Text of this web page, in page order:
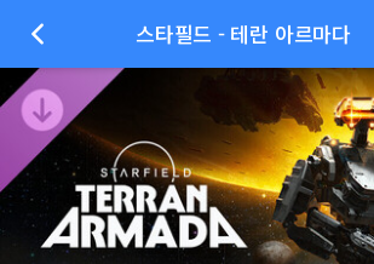
스타필드 - 테란 아르마다